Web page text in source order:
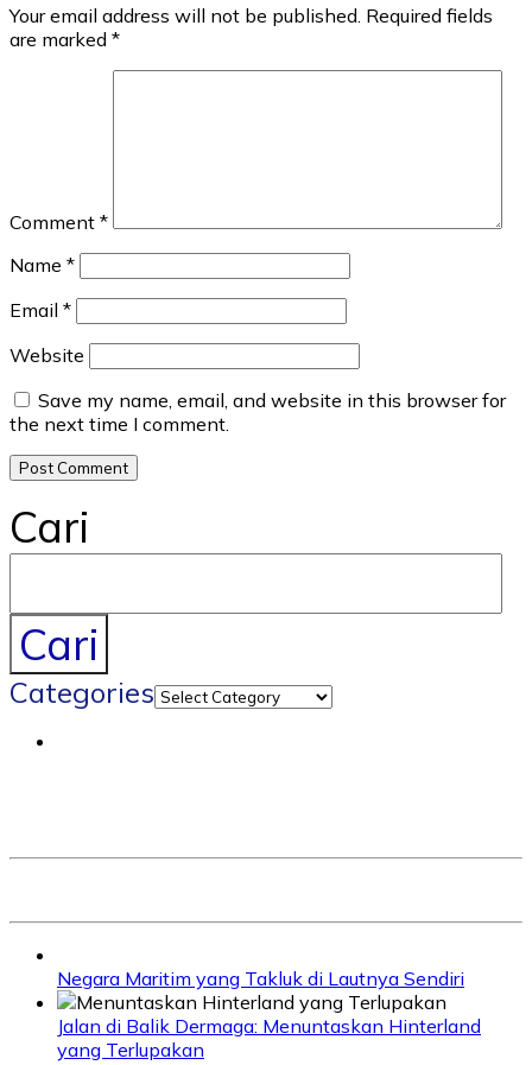
Your email address will not be published. Required fields
are marked *
Comment *
Name *
Email *
Website
Save my name, email, and website in this browser for
the next time I comment.
Cari
Cari
Categories
Negara Maritim yang Takluk di Lautnya Sendiri
Jalan di Balik Dermaga: Menuntaskan Hinterland
yang Terlupakan